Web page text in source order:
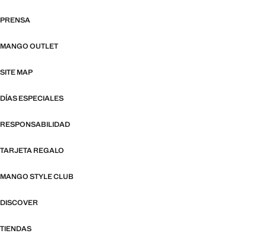
PRENSA
MANGO OUTLET
SITE MAP
DÍAS ESPECIALES
RESPONSABILIDAD
TARJETA REGALO
MANGO STYLE CLUB
DISCOVER
TIENDAS